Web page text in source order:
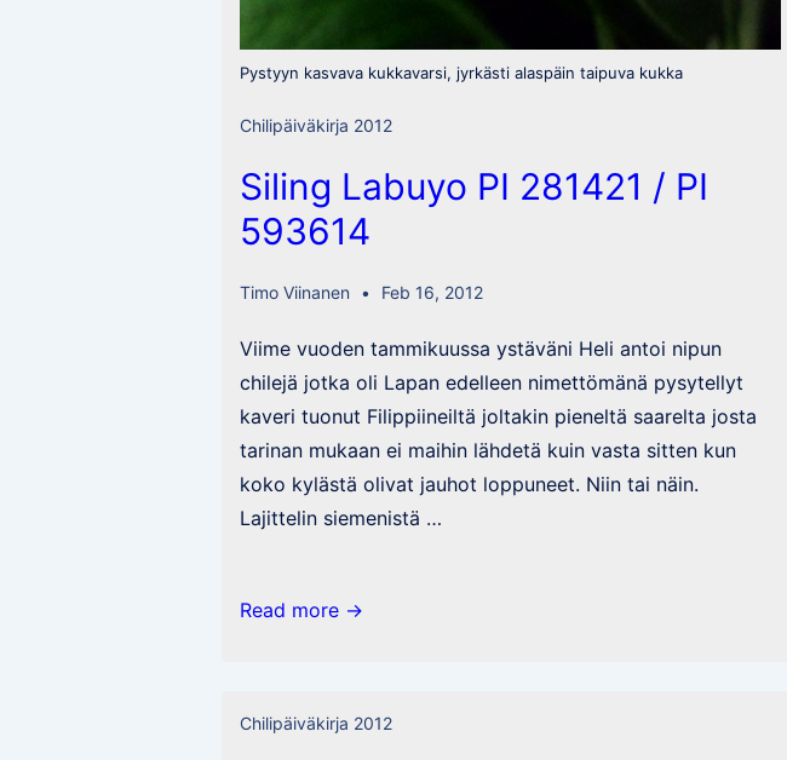
Pystyyn kasvava kukkavarsi, jyrkästi alaspäin taipuva kukka
Chilipäiväkirja 2012
Siling Labuyo PI 281421 / PI
593614
Timo Viinanen Feb 16, 2012
Viime vuoden tammikuussa ystäväni Heli antoi nipun
chilejä jotka oli Lapan edelleen nimettömänä pysytellyt
kaveri tuonut Filippiineiltä joltakin pieneltä saarelta josta
tarinan mukaan ei maihin lähdetä kuin vasta sitten kun
koko kylästä olivat jauhot loppuneet. Niin tai näin.
Lajittelin siemenistä …
Siling
Read more →
Chilipäiväkirja 2012